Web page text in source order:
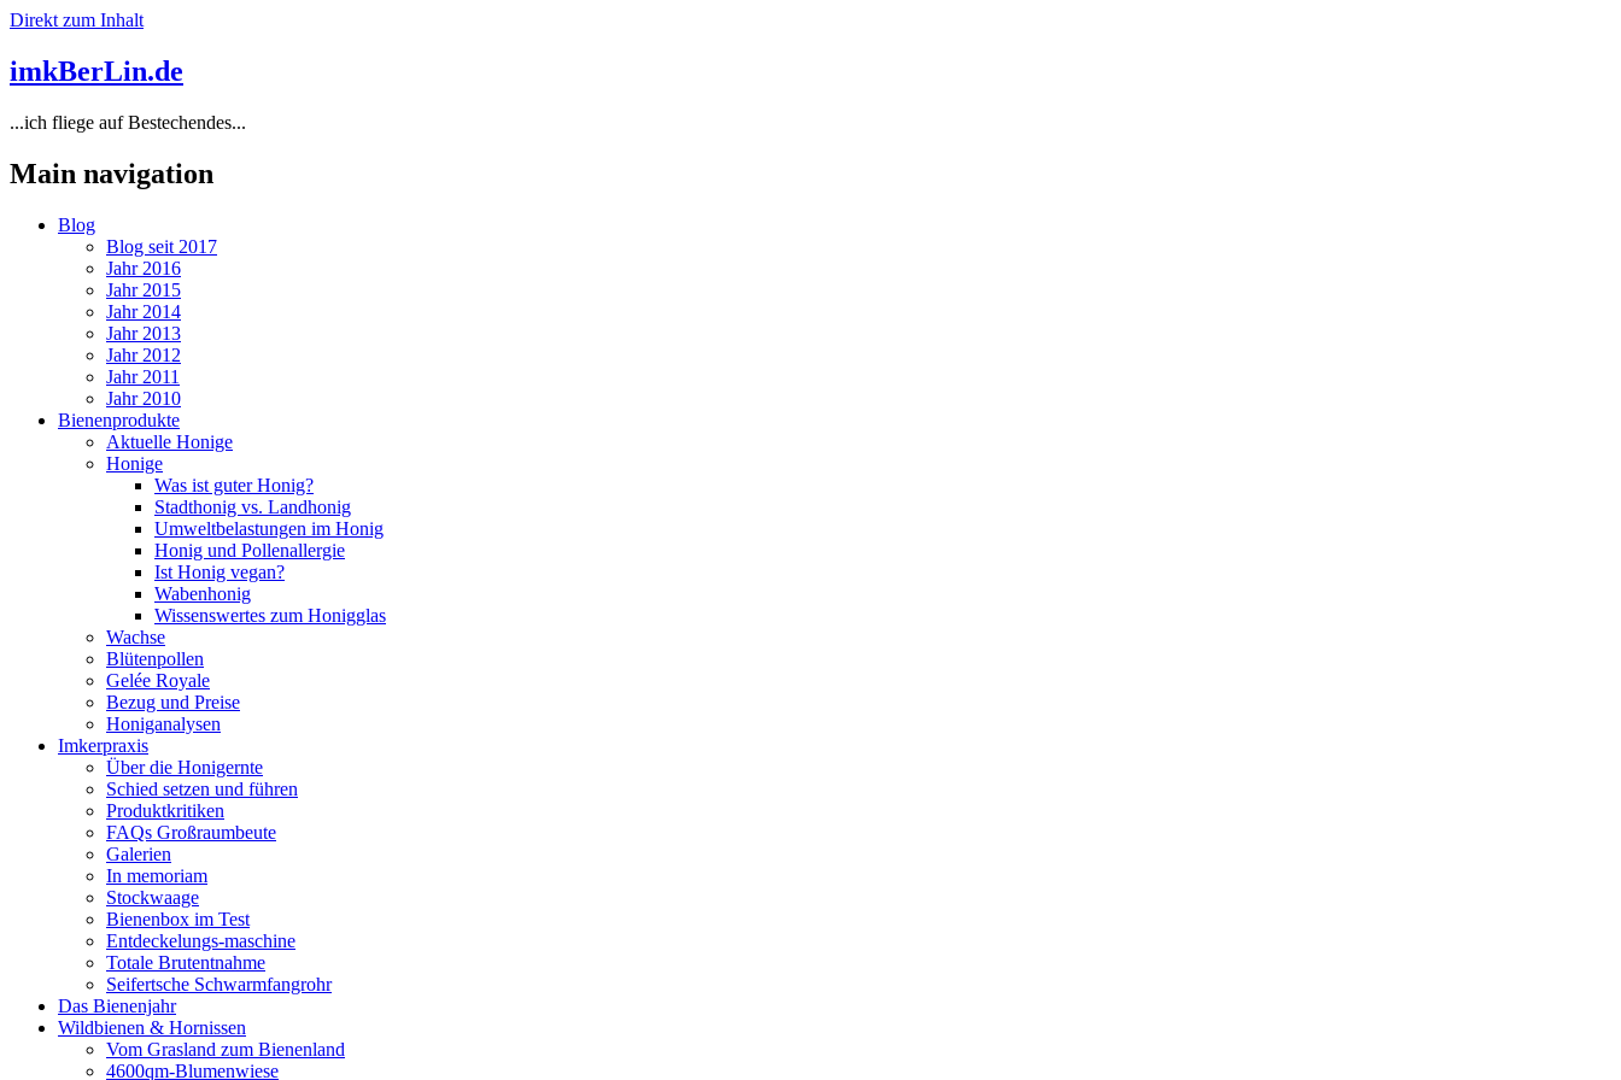
Direkt zum Inhalt
imkBerLin.de
...ich fliege auf Bestechendes...
Main navigation
Blog
Blog seit 2017
Jahr 2016
Jahr 2015
Jahr 2014
Jahr 2013
Jahr 2012
Jahr 2011
Jahr 2010
Bienenprodukte
Aktuelle Honige
Honige
Was ist guter Honig?
Stadthonig vs. Landhonig
Umweltbelastungen im Honig
Honig und Pollenallergie
Ist Honig vegan?
Wabenhonig
Wissenswertes zum Honigglas
Wachse
Blütenpollen
Gelée Royale
Bezug und Preise
Honiganalysen
Imkerpraxis
Über die Honigernte
Schied setzen und führen
Produktkritiken
FAQs Großraumbeute
Galerien
In memoriam
Stockwaage
Bienenbox im Test
Entdeckelungs-maschine
Totale Brutentnahme
Seifertsche Schwarmfangrohr
Das Bienenjahr
Wildbienen & Hornissen
Vom Grasland zum Bienenland
4600qm-Blumenwiese